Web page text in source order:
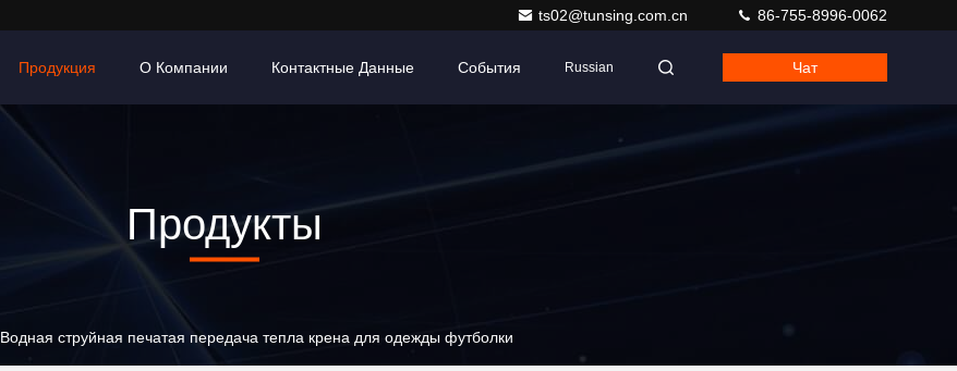
ts02@tunsing.com.cn 86-755-8996-0062
Продукция О Компании Контактные Данные События Russian Чат
Продукты
Водная струйная печатая передача тепла крена для одежды футболки